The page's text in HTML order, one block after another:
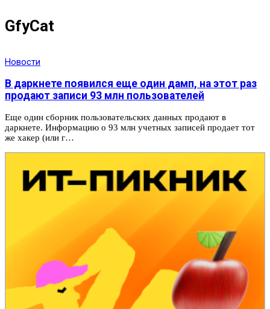
GfyCat
Новости
В даркнете появился еще один дамп, на этот раз
продают записи 93 млн пользователей
Еще один сборник пользовательских данных продают в
даркнете. Информацию о 93 млн учетных записей продает тот
же хакер (или г…